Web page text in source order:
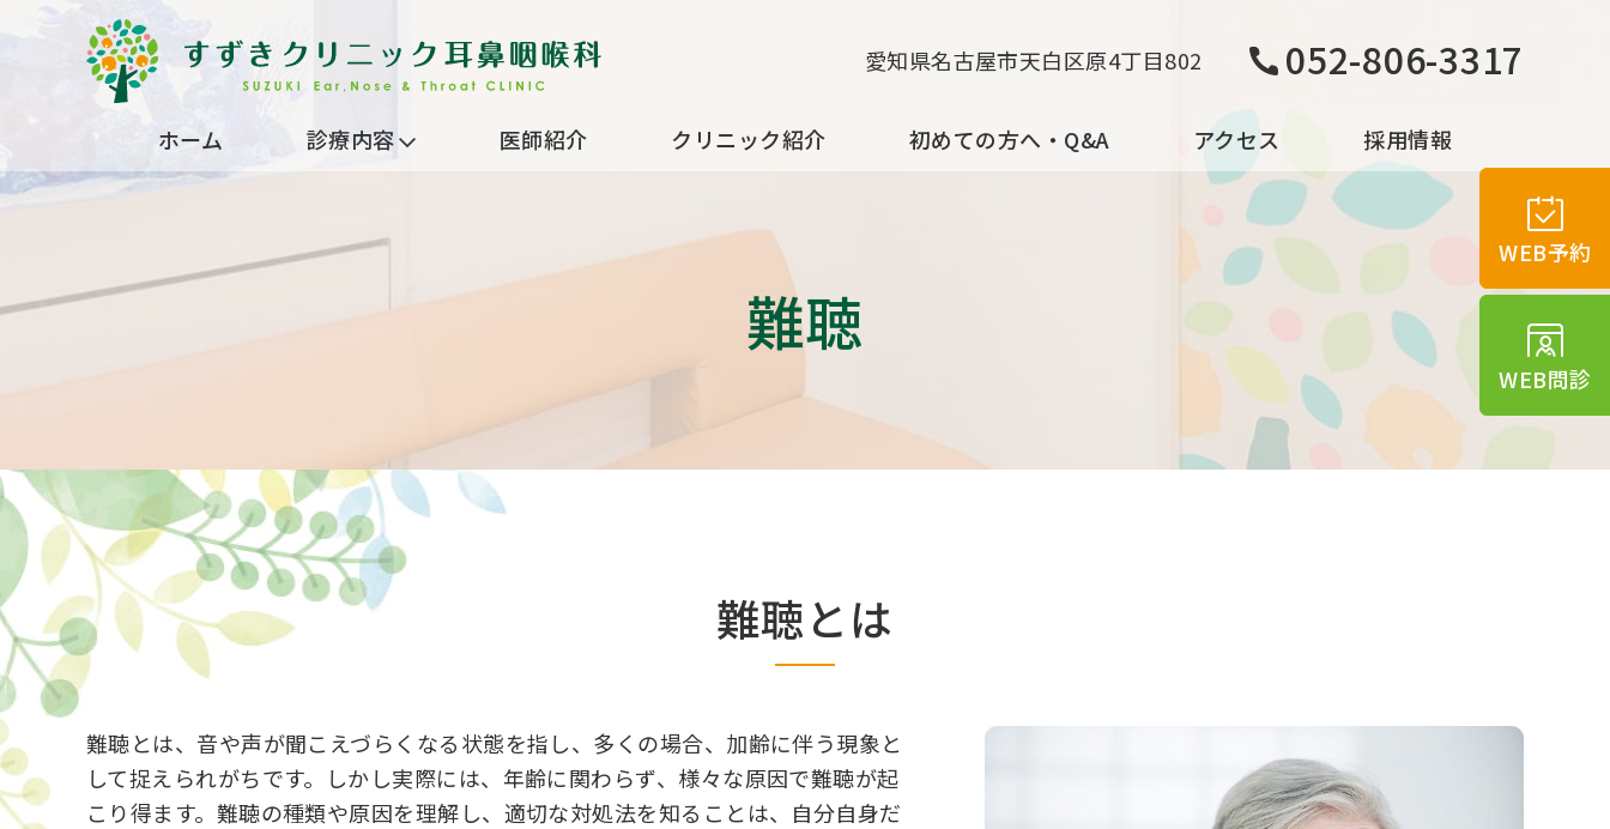
愛知県名古屋市天白区原4丁目802 052-806-3317
WEB予約
WEB問診
ホーム 診療内容 医師紹介 クリニック紹介 初めての方へ・Q&A アクセス 採用情報
難聴
難聴とは
難聴とは、音や声が聞こえづらくなる状態を指し、多くの場合、加齢に伴う現象と
して捉えられがちです。しかし実際には、年齢に関わらず、様々な原因で難聴が起
こり得ます。難聴の種類や原因を理解し、適切な対処法を知ることは、自分自身だ